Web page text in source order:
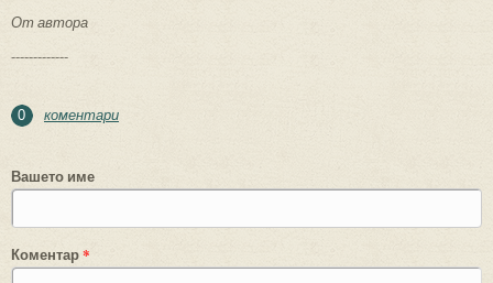
От автора
-------------
0 коментари
Вашето име
Коментар*